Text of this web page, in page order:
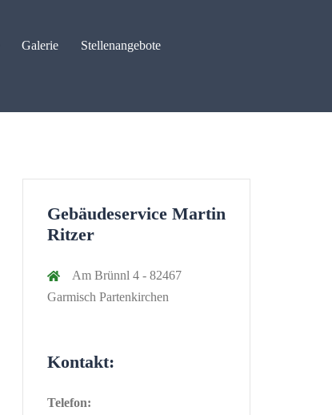
Galerie
Stellenangebote
Gebäudeservice Martin
Ritzer
Am Brünnl 4 - 82467
Garmisch Partenkirchen
Kontakt:
Telefon: